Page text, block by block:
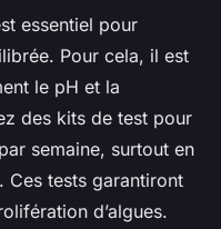
essentiel pour
Pour cela, il est
le pH et la
des kits de test pour
semaine, surtout en
Ces tests garantiront
d’algues.